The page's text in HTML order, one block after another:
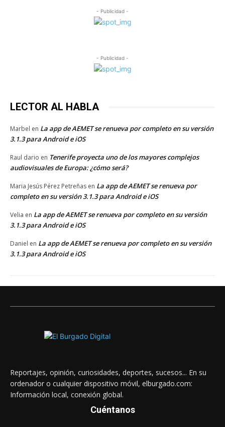
- Publicidad -
- Publicidad -
LECTOR AL HABLA
Marbel en La app de AEMET se renueva por completo en su versión
3.1.3 para Android e iOS
Raul dario en Tenerife proyecta uno de los mayores complejos
audiovisuales de Europa: ¿cómo será?
Maria Jesús Pérez Petreñas en La app de AEMET se renueva por
completo en su versión 3.1.3 para Android e iOS
Velia en La app de AEMET se renueva por completo en su versión
3.1.3 para Android e iOS
Daniel en La app de AEMET se renueva por completo en su versión
3.1.3 para Android e iOS
Reportajes, opinión, curiosidades, deportes, sucesos... En su
ordenador o cualquier dispositivo móvil, elburgado.com:
Información local, conexión global.
Cuéntanos